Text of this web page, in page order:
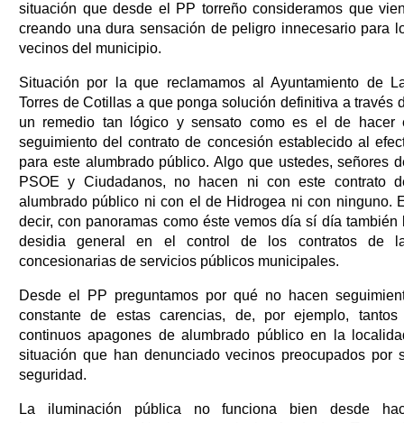
situación que desde el PP torreño consideramos que
creando una dura sensación de peligro innecesario para
vecinos del municipio.
Situación por la que reclamamos al Ayuntamiento de
Torres de Cotillas a que ponga solución definitiva a través
un remedio tan lógico y sensato como es el de hacer
seguimiento del contrato de concesión establecido al
para este alumbrado público. Algo que ustedes, señores
PSOE y Ciudadanos, no hacen ni con este contrato
alumbrado público ni con el de Hidrogea ni con ninguno.
decir, con panoramas como éste vemos día sí día también
desidia general en el control de los contratos de
concesionarias de servicios públicos municipales.
Desde el PP preguntamos por qué no hacen
constante de estas carencias, de, por ejemplo, tantos
continuos apagones de alumbrado público en la
situación que han denunciado vecinos preocupados por
seguridad.
La iluminación pública no funciona bien desde